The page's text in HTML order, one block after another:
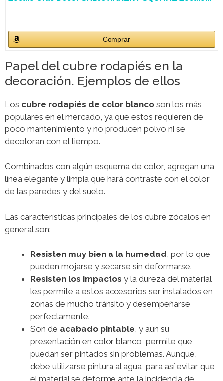
Comprar
Papel del cubre rodapiés en la
decoración. Ejemplos de ellos
Los cubre rodapiés de color blanco son los más
populares en el mercado, ya que estos requieren de
poco mantenimiento y no producen polvo ni se
decoloran con el tiempo.
Combinados con algún esquema de color, agregan una
línea elegante y limpia que hará contraste con el color
de las paredes y del suelo.
Las características principales de los cubre zócalos en
general son:
Resisten muy bien a la humedad, por lo que
pueden mojarse y secarse sin deformarse.
Resisten los impactos y la dureza del material
les permite a estos accesorios ser instalados en
zonas de mucho tránsito y desempeñarse
perfectamente.
Son de acabado pintable, y aun su
presentación en color blanco, permite que
puedan ser pintados sin problemas. Aunque,
debe utilizarse pintura al agua, para así evitar que
el material se deforme ante la incidencia de